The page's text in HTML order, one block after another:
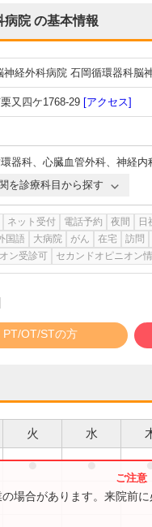
病院の基本情報
神経外科病院 石岡循環器科脳
又四ケ1768-29 [アクセス]
器科、 心臓血管外科、 神経内
を診療科目から探す
ネット受付 電話予約 夜間 日
国語 大病院 がん 在宅 訪問
ン受診可
セカンドオピニオン
PT/OT/STの方
火 水
● ●
場合があります。来院前